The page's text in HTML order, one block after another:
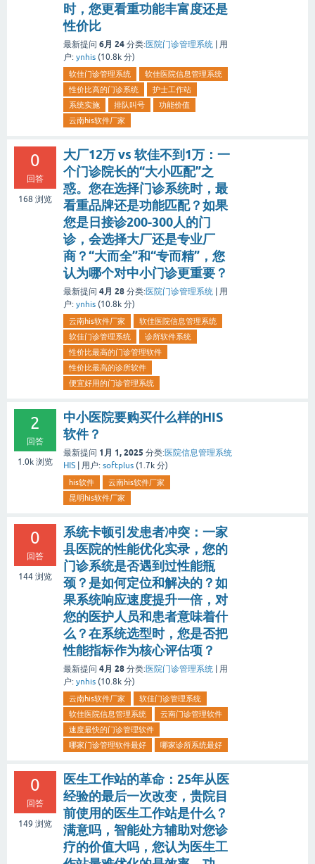
时，您更看重功能丰富度还是
性价比
最新提问 6月 24 分类:医院门诊管理系统 | 用
户: ynhis (10.8k 分)
软佳门诊管理系统
软佳医院信息管理系统
性价比高的门诊系统
护士工作站
系统实施
排队叫号
功能价值
云南his软件厂家
0
回答
168 浏览
大厂12万 vs 软佳不到1万：一
个门诊院长的“大小匹配”之
惑。您在选择门诊系统时，最
看重品牌还是功能匹配？如果
您是日接诊200-300人的门
诊，会选择大厂还是专业厂
商？“大而全”和“专而精”，您
认为哪个对中小门诊更重要？
最新提问 4月 28 分类:医院门诊管理系统 | 用
户: ynhis (10.8k 分)
云南his软件厂家
软佳医院信息管理系统
软佳门诊管理系统
诊所软件系统
性价比最高的门诊管理软件
性价比最高的诊所软件
便宜好用的门诊管理系统
2
回答
1.0k 浏览
中小医院要购买什么样的HIS
软件？
最新提问 1月 1, 2025 分类:医院信息管理系统
HIS | 用户: softplus (1.7k 分)
his软件
云南his软件厂家
昆明his软件厂家
0
回答
144 浏览
系统卡顿引发患者冲突：一家
县医院的性能优化实录，您的
门诊系统是否遇到过性能瓶
颈？是如何定位和解决的？如
果系统响应速度提升一倍，对
您的医护人员和患者意味着什
么？在系统选型时，您是否把
性能指标作为核心评估项？
最新提问 4月 28 分类:医院门诊管理系统 | 用
户: ynhis (10.8k 分)
云南his软件厂家
软佳门诊管理系统
软佳医院信息管理系统
云南门诊管理软件
速度最快的门诊管理软件
哪家门诊管理软件最好
哪家诊所系统最好
0
回答
149 浏览
医生工作站的革命：25年从医
经验的最后一次改变，贵院目
前使用的医生工作站是什么？
满意吗，智能处方辅助对您诊
疗的价值大吗，您认为医生工